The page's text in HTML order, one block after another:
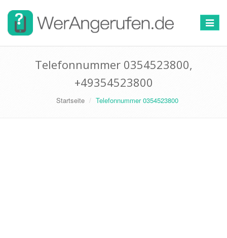
Toggle
Telefonnummer 0354523800,
+49354523800
Startseite Telefonnummer 0354523800